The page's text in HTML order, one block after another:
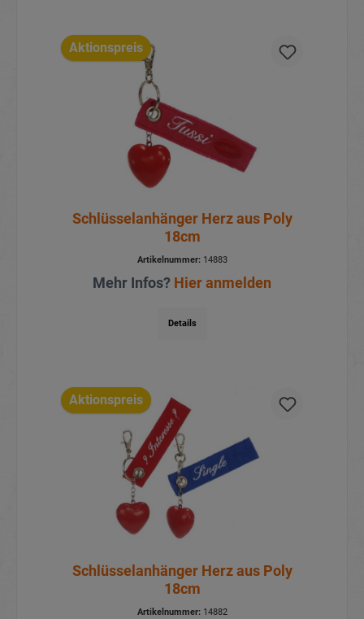
Aktionspreis
Schlüsselanhänger Herz aus Poly
18cm
Artikelnummer:14883
Mehr Infos? Hier anmelden
Details
Aktionspreis
Schlüsselanhänger Herz aus Poly
18cm
Artikelnummer:14882